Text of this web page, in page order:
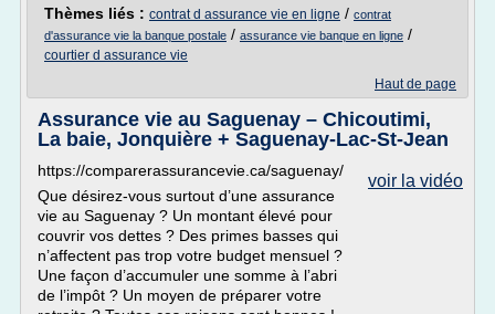
Thèmes liés : contrat d assurance vie en ligne / contrat
d'assurance vie la banque postale / assurance vie banque en ligne /
courtier d assurance vie
Haut de page
Assurance vie au Saguenay – Chicoutimi,
La baie, Jonquière + Saguenay-Lac-St-Jean
voir la vidéo
https://comparerassurancevie.ca/saguenay/
Que désirez-vous surtout d’une assurance
vie au Saguenay ? Un montant élevé pour
couvrir vos dettes ? Des primes basses qui
n’affectent pas trop votre budget mensuel ?
Une façon d’accumuler une somme à l’abri
de l’impôt ? Un moyen de préparer votre